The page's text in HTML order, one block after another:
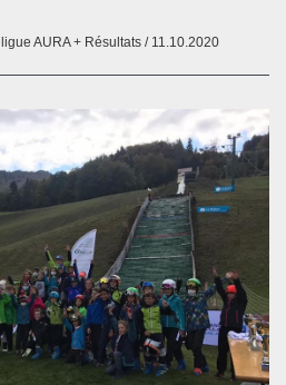
AURA + Résultats / 11.10.2020